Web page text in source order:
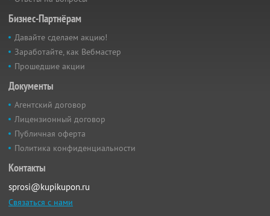
Бизнес-Партнёрам
Давайте сделаем акцию!
Заработайте, как Вебмастер
Прошедшие акции
Документы
Агентский договор
Лицензионный договор
Публичная оферта
Политика конфиденциальности
Контакты
sprosi@kupikupon.ru
Связаться с нами